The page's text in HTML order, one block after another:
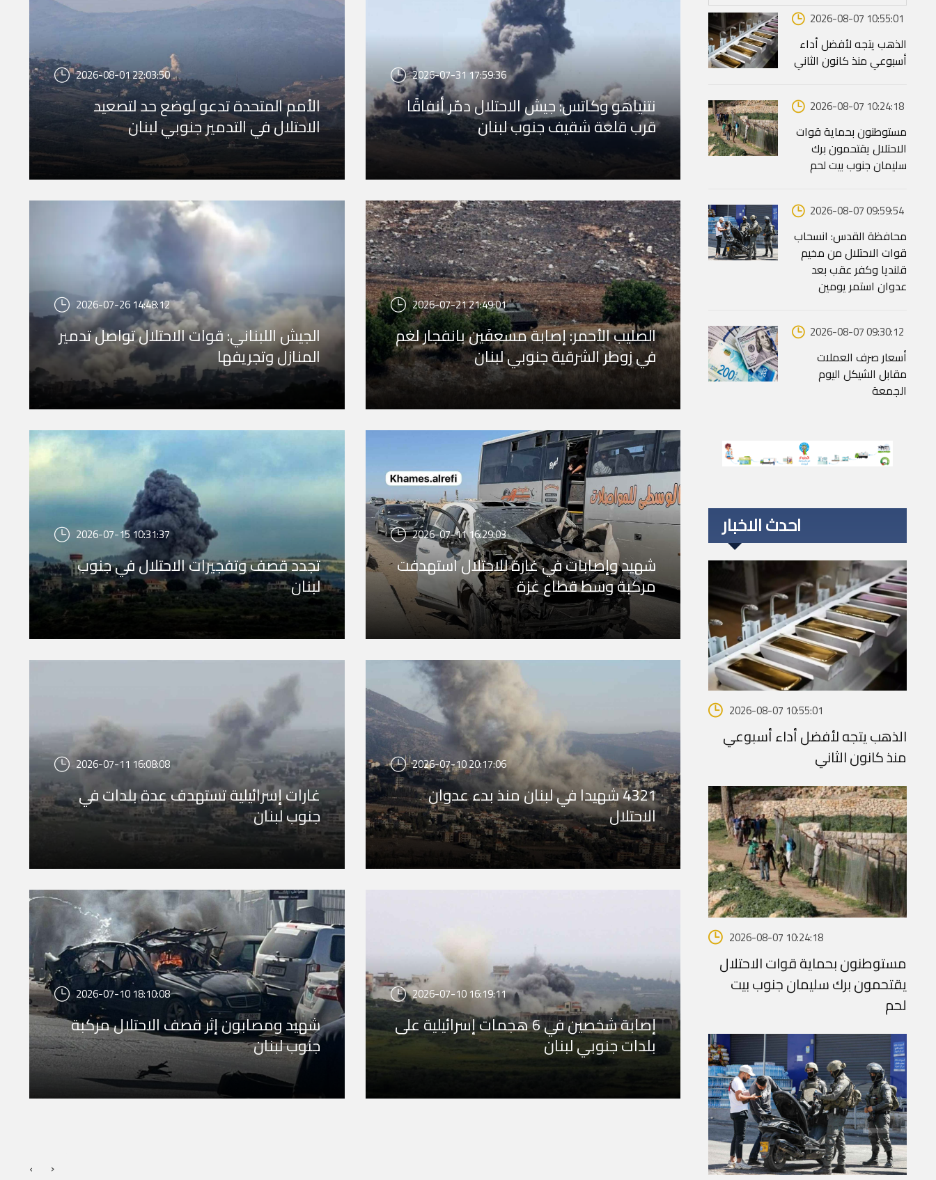
2026-08-01 22:03:50
الأمم المتحدة تدعو لوضع حد لتصعيد
الاحتلال في التدمير جنوبي لبنان
2026-07-31 17:59:36
نتنياهو وكاتس: جيش الاحتلال دمّر أنفاقًا
قرب قلعة شقيف جنوب لبنان
2026-07-26 14:48:12
الجيش اللبناني: قوات الاحتلال تواصل تدمير
المنازل وتجريفها
2026-07-21 21:49:01
الصليب الأحمر: إصابة مسعفَين بانفجار لغم
في زوطر الشرقية جنوبي لبنان
2026-07-15 10:31:37
تجدد قصف وتفجيرات الاحتلال في جنوب
لبنان
2026-07-11 16:29:03
شهيد وإصابات في غارة للاحتلال استهدفت
مركبة وسط قطاع غزة
2026-07-11 16:08:08
غارات إسرائيلية تستهدف عدة بلدات في
جنوب لبنان
2026-07-10 20:17:06
4321 شهيدا في لبنان منذ بدء عدوان
الاحتلال
2026-07-10 18:10:08
شهيد ومصابون إثر قصف الاحتلال مركبة
جنوب لبنان
2026-07-10 16:19:11
إصابة شخصين في 6 هجمات إسرائيلية على
بلدات جنوبي لبنان
‹ ›
2026-08-07 10:55:01
الذهب يتجه لأفضل أداء
أسبوعي منذ كانون الثاني
2026-08-07 10:24:18
مستوطنون بحماية قوات
الاحتلال يقتحمون برك
سليمان جنوب بيت لحم
2026-08-07 09:59:54
محافظة القدس: انسحاب
قوات الاحتلال من مخيم
قلنديا وكفر عقب بعد
عدوان استمر يومين
2026-08-07 09:30:12
أسعار صرف العملات
مقابل الشيكل اليوم
الجمعة
احدث الاخبار
2026-08-07 10:55:01
الذهب يتجه لأفضل أداء أسبوعي
منذ كانون الثاني
2026-08-07 10:24:18
مستوطنون بحماية قوات الاحتلال
يقتحمون برك سليمان جنوب بيت
لحم